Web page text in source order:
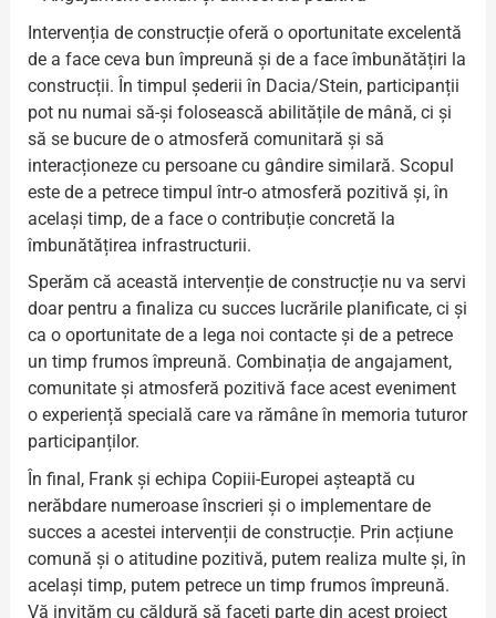
Intervenția de construcție oferă o oportunitate excelentă
de a face ceva bun împreună și de a face îmbunătățiri la
construcții. În timpul șederii în Dacia/Stein, participanții
pot nu numai să-și folosească abilitățile de mână, ci și
să se bucure de o atmosferă comunitară și să
interacționeze cu persoane cu gândire similară. Scopul
este de a petrece timpul într-o atmosferă pozitivă și, în
același timp, de a face o contribuție concretă la
îmbunătățirea infrastructurii.
Sperăm că această intervenție de construcție nu va servi
doar pentru a finaliza cu succes lucrările planificate, ci și
ca o oportunitate de a lega noi contacte și de a petrece
un timp frumos împreună. Combinația de angajament,
comunitate și atmosferă pozitivă face acest eveniment
o experiență specială care va rămâne în memoria tuturor
participanților.
În final, Frank și echipa Copiii-Europei așteaptă cu
nerăbdare numeroase înscrieri și o implementare de
succes a acestei intervenții de construcție. Prin acțiune
comună și o atitudine pozitivă, putem realiza multe și, în
același timp, putem petrece un timp frumos împreună.
Vă invităm cu căldură să faceți parte din acest proiect